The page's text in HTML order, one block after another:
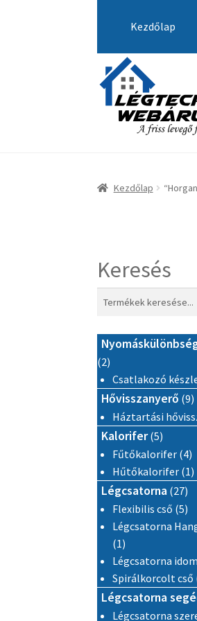
Kezdőlap
KezdőlapA fiókom
Visszatérítési
Kezdőlap
Keresés
22 termék
Csatlakozó
Hővisszanyerő 9
Háztartási
Kalorifer 55 termék
Fűtőkalorifer 44
Hűtőkalorifer 1
Légcsatorna 2727
Flexibilis cső 55
Légcsatorna
11 termék
Légcsatorna idom
Spirálkorcolt cső
Légcsatorna
Légcsatorna